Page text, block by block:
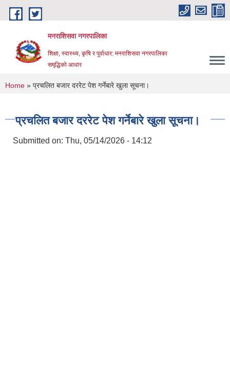
Skip to main content
मनराशिसवा नगरपालिका
शिक्षा, स्वास्थ्य, कृषि र पुर्वाधार: मनराशिसवा नगरपालिका
समृद्धिको आधार
You are here
Home » प्रचलित बजार दररेट पेश गर्नेबारे खुला सूचना।
प्रचलित बजार दररेट पेश गर्नेबारे खुला सूचना।
Submitted on: Thu, 05/14/2026 - 14:12